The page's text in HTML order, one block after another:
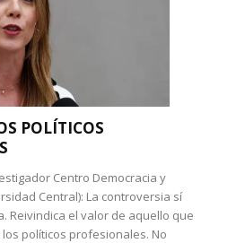
POLÍTICOS
Centro Democracia y
Central): La controversia sí
Reivindica el valor de aquello que
políticos profesionales. No